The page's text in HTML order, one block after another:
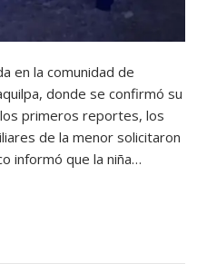
en la comunidad de
donde se confirmó su
los primeros reportes, los
de la menor solicitaron
informó que la niña…